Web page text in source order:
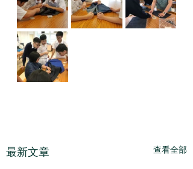
最新文章 查看全部